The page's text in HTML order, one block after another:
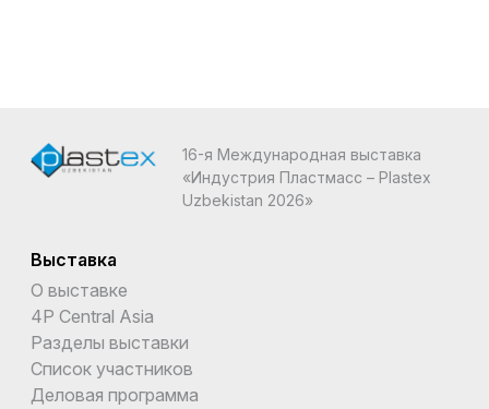
16-я Международная выставка
«Индустрия Пластмасс – Plastex
Uzbekistan 2026»
Выставка
О выставке
4P Central Asia
Разделы выставки
Список участников
Деловая программа